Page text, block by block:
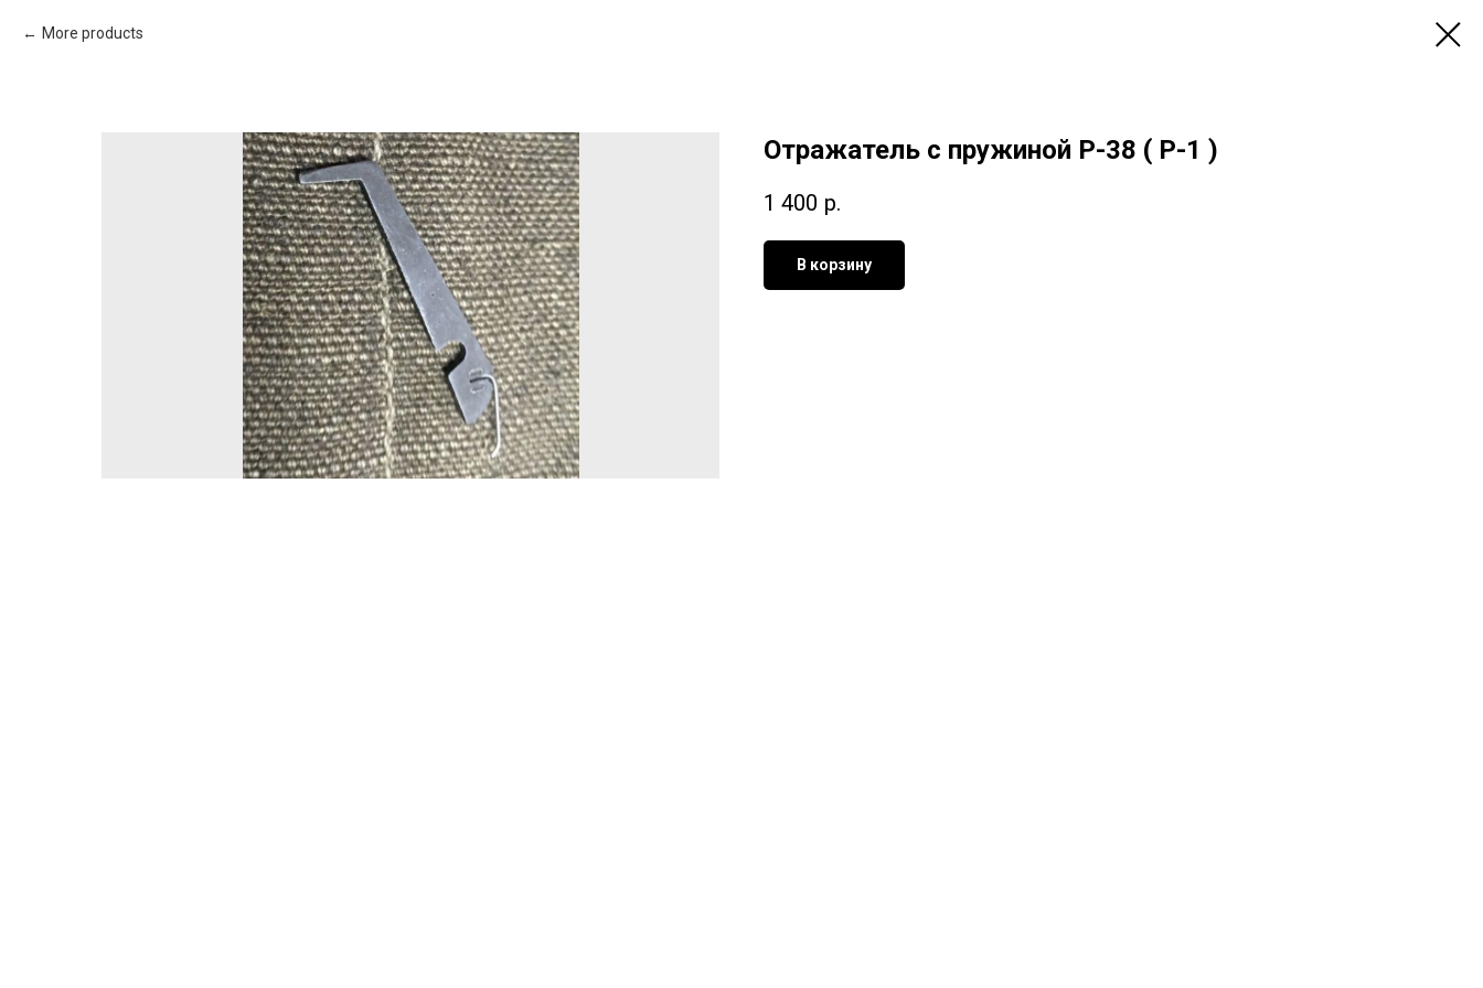
More products
Отражатель с пружиной Р-38 ( P-1 )
1 400 р.
В корзину